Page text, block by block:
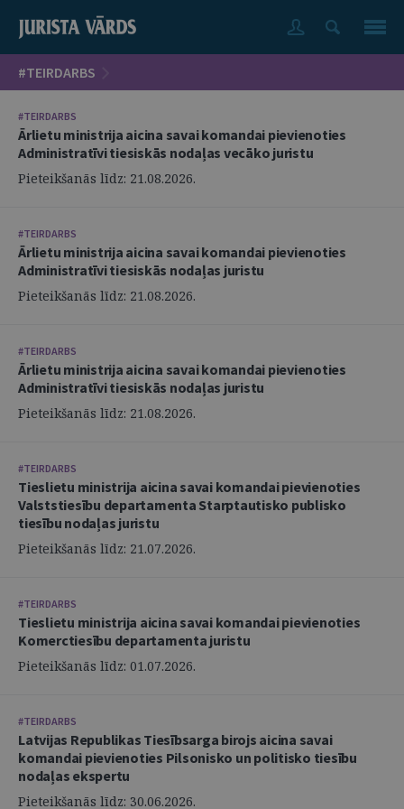
#TEIRDARBS
#TEIRDARBS
Ārlietu ministrija aicina savai komandai pievienoties
Administratīvi tiesiskās nodaļas vecāko juristu
Pieteikšanās līdz: 21.08.2026.
#TEIRDARBS
Ārlietu ministrija aicina savai komandai pievienoties
Administratīvi tiesiskās nodaļas juristu
Pieteikšanās līdz: 21.08.2026.
#TEIRDARBS
Ārlietu ministrija aicina savai komandai pievienoties
Administratīvi tiesiskās nodaļas juristu
Pieteikšanās līdz: 21.08.2026.
#TEIRDARBS
Tieslietu ministrija aicina savai komandai pievienoties
Valststiesību departamenta Starptautisko publisko
tiesību nodaļas juristu
Pieteikšanās līdz: 21.07.2026.
#TEIRDARBS
Tieslietu ministrija aicina savai komandai pievienoties
Komerctiesību departamenta juristu
Pieteikšanās līdz: 01.07.2026.
#TEIRDARBS
Latvijas Republikas Tiesībsarga birojs aicina savai
komandai pievienoties Pilsonisko un politisko tiesību
nodaļas ekspertu
Pieteikšanās līdz: 30.06.2026.